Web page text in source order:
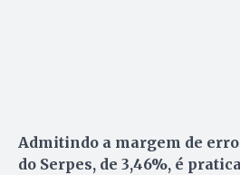
Admitindo a margem de
do Serpes, de 3,46%, é